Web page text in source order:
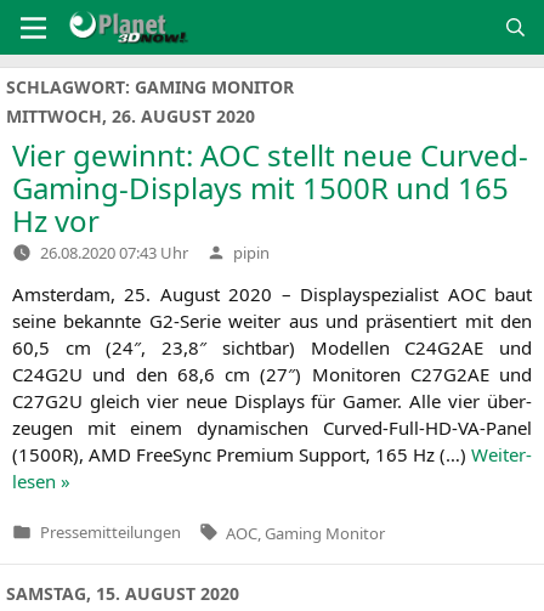
Inhalt
springen
SCHLAGWORT: GAMING MONITOR
MITTWOCH, 26. AUGUST 2020
Vier gewinnt: AOC stellt neue Curved-
Gaming-Displays mit 1500R und 165
Hz vor
26.08.2020 07:43 Uhr Verfasst
von
pipin
Ams­ter­dam, 25. August 2020 – Dis­play­spe­zia­list AOCbaut
sei­ne bekann­te G2-Serie wei­ter aus und prä­sen­tiert mit den
60,5 cm (24″, 23,8″ sicht­bar) Model­len C24G2AE und
C24G2U und den 68,6 cm (27″) Moni­to­ren C27G2AEund
C27G2U gleich vier neue Dis­plays für Gamer. Alle vier über­
zeu­gen mit einem dyna­mi­schen Cur­­ved-Full-HD-VA-Panel
(1500R), AMD Free­Sync Pre­mi­um Sup­port, 165 Hz (…) Wei­ter­
le­sen »
Veröffentlicht
Pressemitteilungen Tags:
AOC Gaming Monitor
SAMSTAG, 15. AUGUST 2020